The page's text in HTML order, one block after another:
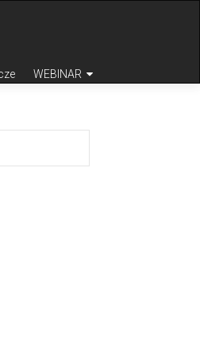
WEBINAR